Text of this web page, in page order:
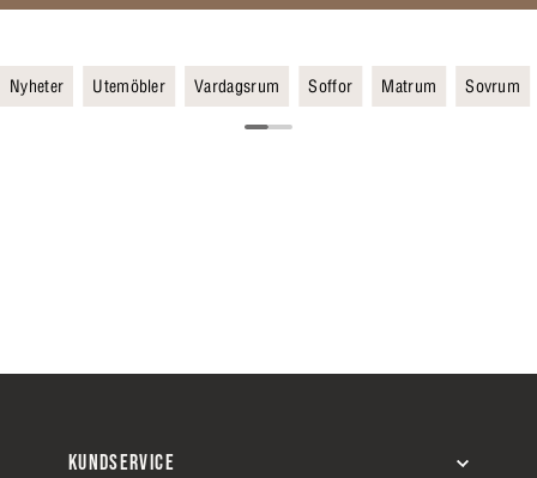
Nyheter Utemöbler Vardagsrum Soffor Matrum Sovrum
KUNDSERVICE